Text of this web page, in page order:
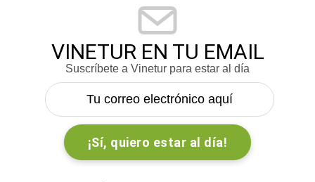
VINETUR EN TU EMAIL
Suscríbete a Vinetur para estar al día